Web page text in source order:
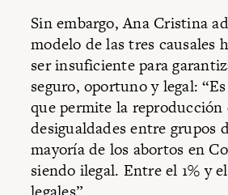
Sin embargo, Ana Cristina
modelo de las tres causales
ser insuficiente para
seguro, oportuno y legal:
que permite la reproducción
desigualdades entre grupos
mayoría de los abortos en
siendo ilegal. Entre el 1% y